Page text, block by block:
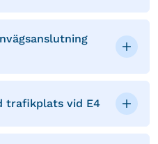
trafikplats vid E4